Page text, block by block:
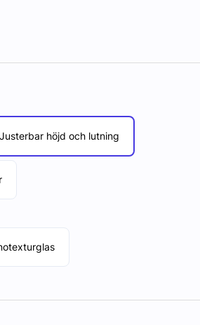
Justerbar höjd och lutning